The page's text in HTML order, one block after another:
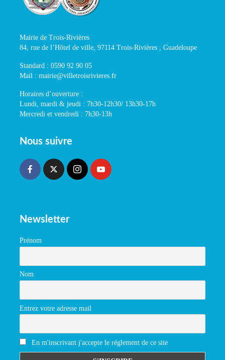
Mairie de Trois-Rivières
84, rue de l’Hôtel de ville, 97114 Trois-Rivières , Guadeloupe
Standard : 0590 92 90 05
Mail : mairie@villetroisrivieres.fr
Horaires d’ouverture :
Lundi, mardi & jeudi : 7h30-12h30/ 13h30-17h
Mercredi et vendredi : 7h30-13h
Nous suivre
Newsletter
Prénom
Nom
Entrez votre adresse mail
En m'inscrivant j'accepte le réglement de ce site